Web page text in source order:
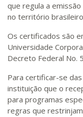
que regula a
no território
Os certificados são
Universidade
Decreto Federal No.
Para certificar-se
instituição que o
para programas
regras que